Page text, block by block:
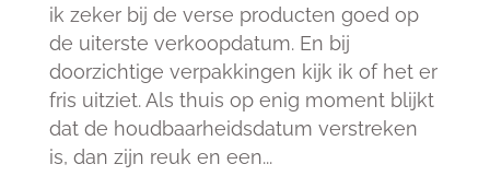
ik zeker bij de verse producten goed op
de uiterste verkoopdatum. En bij
doorzichtige verpakkingen kijk ik of het er
fris uitziet. Als thuis op enig moment blijkt
dat de houdbaarheidsdatum verstreken
is, dan zijn reuk en een...